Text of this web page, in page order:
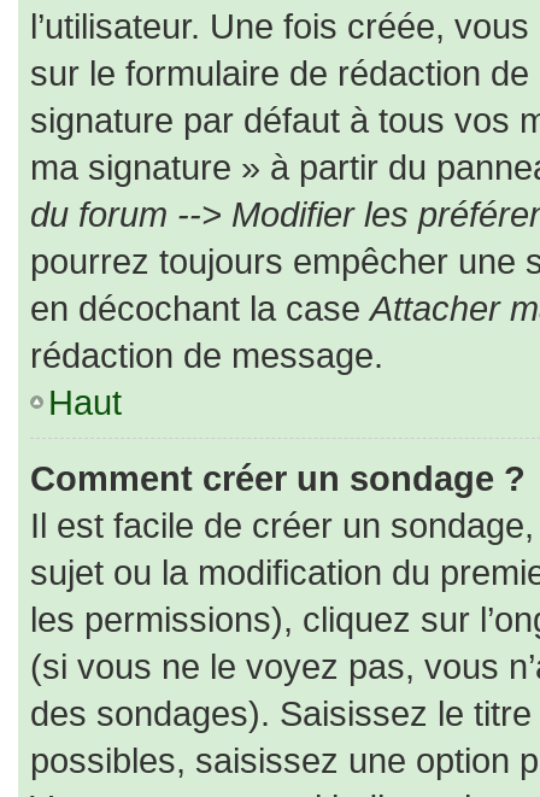
l’utilisateur. Une fois créée,
sur le formulaire de rédaction
signature par défaut à tous vos
ma signature » à partir du
du forum --> Modifier les
pourrez toujours empêcher une
en décochant la caseAttacher
rédaction de message.
Haut
Comment créer un sondage ?
Il est facile de créer un
sujet ou la modification du
les permissions), cliquez sur
(si vous ne le voyez pas, vous
des sondages). Saisissez le
possibles, saisissez une option